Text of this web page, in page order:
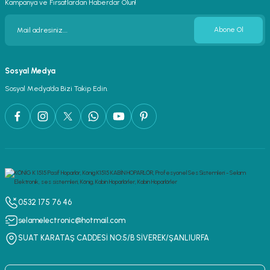
Kampanya ve Fırsatlardan Haberdar Olun!
Abone Ol
Sosyal Medya
Sosyal Medya’da Bizi Takip Edin.
0532 175 76 46
selamelectronic@hotmail.com
SUAT KARATAŞ CADDESİ NO:5/B SİVEREK/ŞANLIURFA